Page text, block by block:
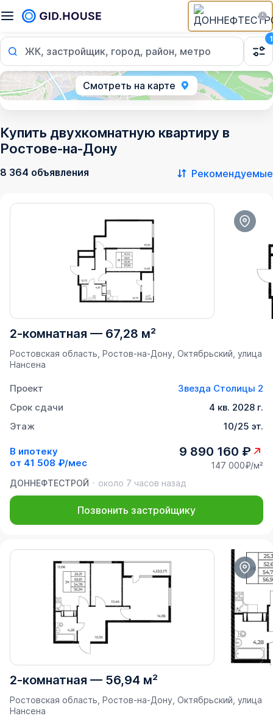
ЖК, застройщик, город, район, метро
1
Смотреть на карте
Купить двухкомнатную квартиру в
Ростове‑на‑Дону
8 364 объявления Рекомендуемые
2-комнатная — 67,28 м²
Ростовская область, Ростов-на-Дону, Октябрьский, улица
Нансена
Проект
Звезда Столицы 2
Срок сдачи
4 кв. 2028 г.
Этаж
10/25 эт.
В ипотеку
от 41 508 ₽/мес
9 890 160 ₽
147 000₽/м²
ДОННЕФТЕСТРОЙ
около 7 часов назад
Позвонить застройщику
2-комнатная — 56,94 м²
Ростовская область, Ростов-на-Дону, Октябрьский, улица
Нансена